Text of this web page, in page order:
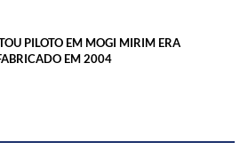
PILOTO EM MOGI MIRIM ERA
EM 2004